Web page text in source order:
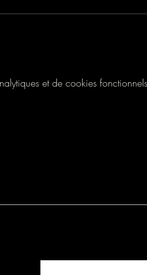
et de cookies